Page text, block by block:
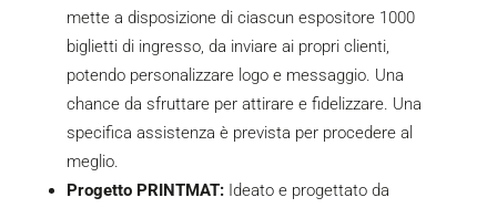
mette a disposizione di ciascun espositore 1000
biglietti di ingresso, da inviare ai propri clienti,
potendo personalizzare logo e messaggio. Una
chance da sfruttare per attirare e fidelizzare. Una
specifica assistenza è prevista per procedere al
meglio.
Progetto PRINTMAT:Ideato e progettato da